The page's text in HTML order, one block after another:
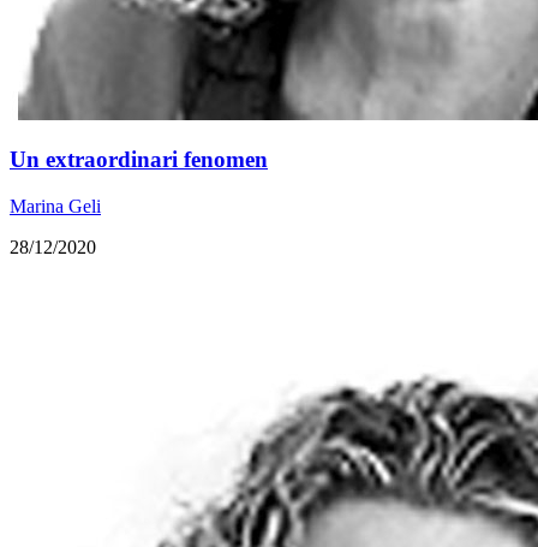
Un extraordinari fenomen
Marina Geli
28/12/2020